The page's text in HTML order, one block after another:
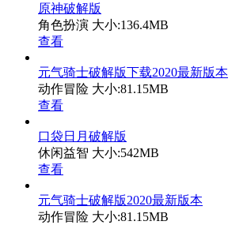
原神破解版
角色扮演 大小:136.4MB
查看
元气骑士破解版下载2020最新版本
动作冒险 大小:81.15MB
查看
口袋日月破解版
休闲益智 大小:542MB
查看
元气骑士破解版2020最新版本
动作冒险 大小:81.15MB